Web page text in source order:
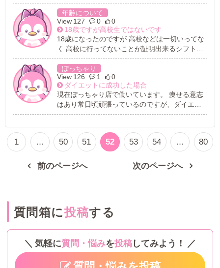
れないので 3時間～4時間くらいの間で仕事をし
てたいです。 それでもはたれけるお店を教えて
ください。
年齢について
127
0
0
18歳ですが高校生ではないです
18歳になったのですが 高校などは一切いってな
く 高校に行ってないことが証明出来るシフトな
どもありますバイト先に電話しても構いません
そういった場合でも18歳は働けないのでしょう
か( ; ; )
ぽっちゃり
126
1
0
ダイエットに成功した場合
現在ぽっちゃり店で働いています。 痩せる意志
はあり常日頃頑張っているのですが、ダイエッ
ト成功したり急激に痩せたり等、どうみてもぽ
にあってない体型になった場合どうなるのでし
ょうか。
1 … 50 51 52 53 54 … 80
前のページへ 次のページへ
質問箱に投稿する
気軽に質問・悩みを投稿 してみよう！